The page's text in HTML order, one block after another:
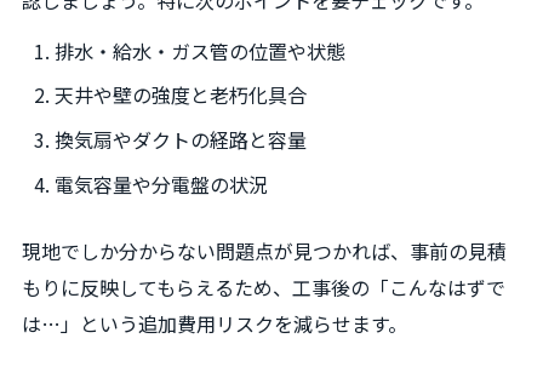
排水・給水・ガス管の位置や状態
天井や壁の強度と老朽化具合
換気扇やダクトの経路と容量
電気容量や分電盤の状況
現地でしか分からない問題点が見つかれば、事前の見積
もりに反映してもらえるため、工事後の「こんなはずで
は…」という追加費用リスクを減らせます。